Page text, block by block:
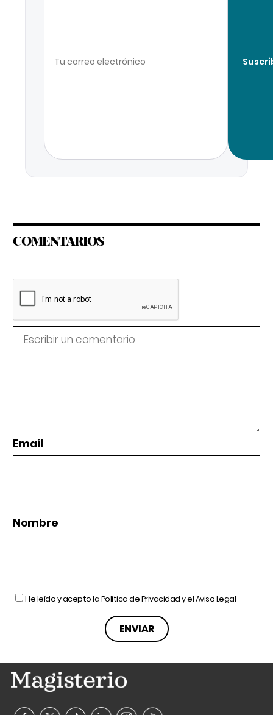
COMENTARIOS
Email
Nombre
He leído y acepto laPolítica de Privacidady elAviso Legal